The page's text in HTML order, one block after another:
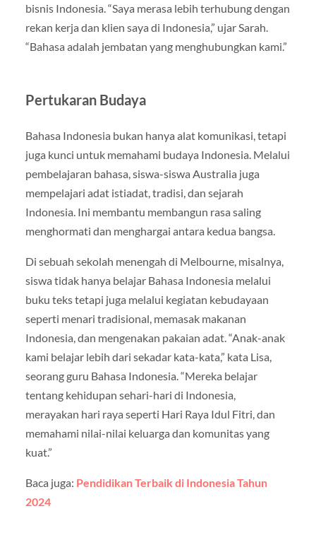
bisnis Indonesia. “Saya merasa lebih terhubung dengan
rekan kerja dan klien saya di Indonesia,” ujar Sarah.
“Bahasa adalah jembatan yang menghubungkan kami.”
Pertukaran Budaya
Bahasa Indonesia bukan hanya alat komunikasi, tetapi
juga kunci untuk memahami budaya Indonesia. Melalui
pembelajaran bahasa, siswa-siswa Australia juga
mempelajari adat istiadat, tradisi, dan sejarah
Indonesia. Ini membantu membangun rasa saling
menghormati dan menghargai antara kedua bangsa.
Di sebuah sekolah menengah di Melbourne, misalnya,
siswa tidak hanya belajar Bahasa Indonesia melalui
buku teks tetapi juga melalui kegiatan kebudayaan
seperti menari tradisional, memasak makanan
Indonesia, dan mengenakan pakaian adat. “Anak-anak
kami belajar lebih dari sekadar kata-kata,” kata Lisa,
seorang guru Bahasa Indonesia. “Mereka belajar
tentang kehidupan sehari-hari di Indonesia,
merayakan hari raya seperti Hari Raya Idul Fitri, dan
memahami nilai-nilai keluarga dan komunitas yang
kuat.”
Baca juga: Pendidikan Terbaik di Indonesia Tahun
2024